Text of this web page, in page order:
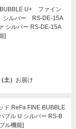
U+ ファイン
シルバー RS-DE-15A
シルバー RS-DE-15A
]
） お届け
ド ReFa FINE BUBBLE
ブル U シルバー RS-B
ル機能]